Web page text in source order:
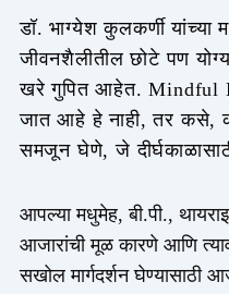
डॉ. भाग्येश कुलकर्णी
जीवनशैलीतील छोटे पण
खरे गुपित आहेत. Mindful
जात आहे हे नाही, तर कसे,
समजून घेणे, जे
आपल्या मधुमेह, बी.पी.,
आजारांची मूळ कारणे आणि
सखोल मार्गदर्शन